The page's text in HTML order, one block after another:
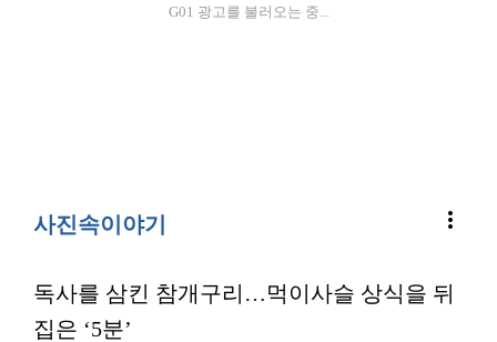
G01 광고를 불러오는 중...
사진속이야기 more_vert
독사를 삼킨 참개구리…먹이사슬 상식을 뒤
집은 ‘5분’